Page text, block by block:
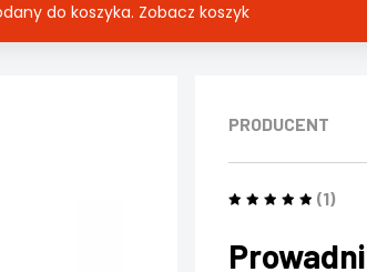
do koszyka. Zobacz koszyk
PRODUCENT
(1)